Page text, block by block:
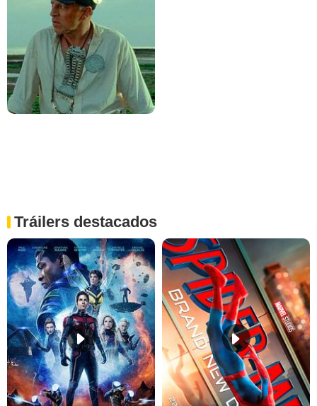
Tráilers destacados